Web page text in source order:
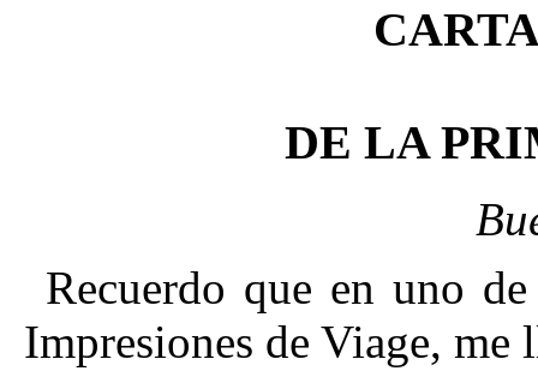
DE LA
Recuerdo que en uno
Impresiones de Viage,